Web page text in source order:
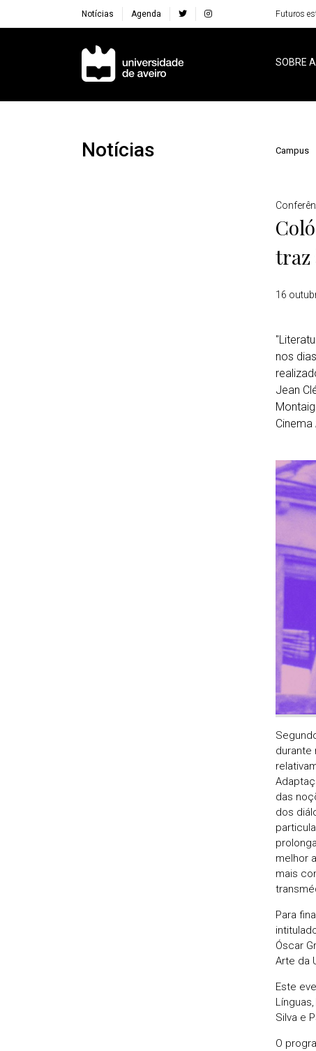
Notícias Agenda Futuros
Navegação Principal
SOBRE
Notícias Campus
traz
16
nos
Jean
Cinema
durante
das
dos
melhor
mais
Para
Óscar
Arte da
Este
Silva e
O